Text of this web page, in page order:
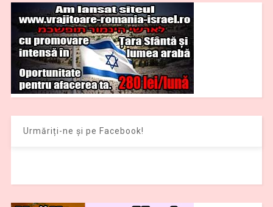
Urmăriți-ne și pe Facebook!